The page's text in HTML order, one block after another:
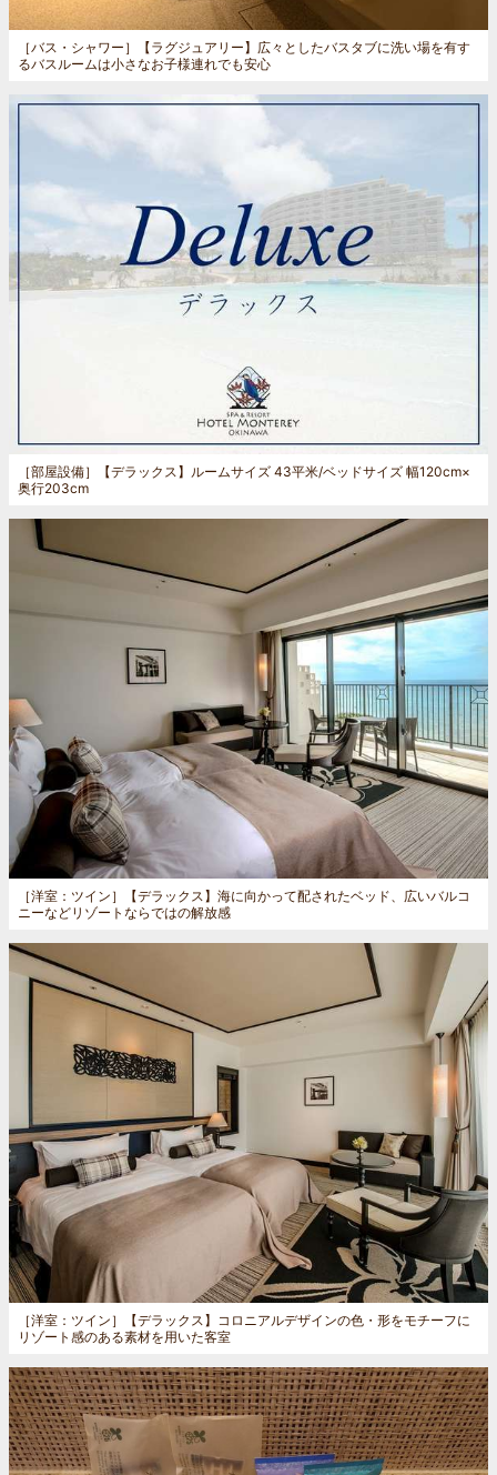
［バス・シャワー］
【ラグジュアリー】広々としたバスタブに洗い場を有す
るバスルームは小さなお子様連れでも安心
［部屋設備］
【デラックス】ルームサイズ 43平米/ベッドサイズ 幅120cm×
奥行203cm
［洋室：ツイン］
【デラックス】海に向かって配されたベッド、広いバルコ
ニーなどリゾートならではの解放感
［洋室：ツイン］
【デラックス】コロニアルデザインの色・形をモチーフに
リゾート感のある素材を用いた客室